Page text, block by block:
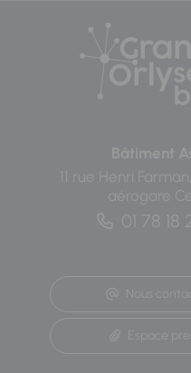
Bâtiment
11 rue Henri
aérogare
01 78 18
Nous
Espace